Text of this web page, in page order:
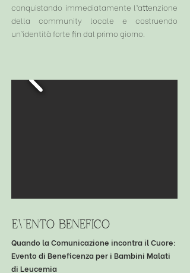
conquistando immediatamente l’attenzione
della community locale e costruendo
un’identità forte fin dal primo giorno.
evento benefico
Quando la Comunicazione incontra il Cuore:
Evento di Beneficenza per i Bambini Malati
di Leucemia